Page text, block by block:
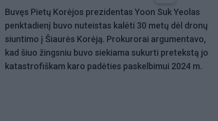
Buvęs Pietų Korėjos prezidentas Yoon Suk Yeolas
penktadienį buvo nuteistas kalėti 30 metų dėl dronų
siuntimo į Šiaurės Korėją. Prokurorai argumentavo,
kad šiuo žingsniu buvo siekiama sukurti pretekstą jo
katastrofiškam karo padėties paskelbimui 2024 m.